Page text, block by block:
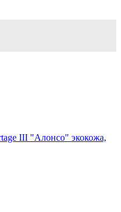
III "Алонсо" экокожа,